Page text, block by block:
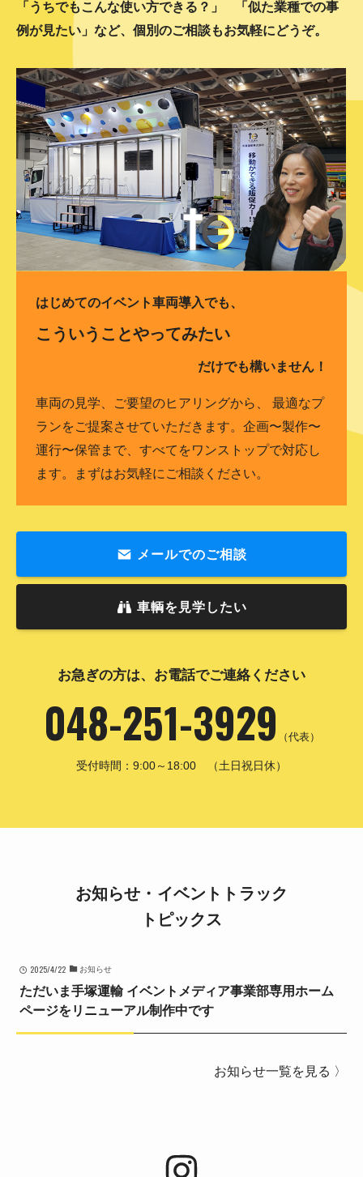
「うちでもこんな使い方できる？」
「似た業種での事
例が見たい」など、個別のご相談もお気軽にどうぞ。
はじめてのイベント車両導入でも、
こういうことやってみたい
だけでも構いません！
車両の見学、ご要望のヒアリングから、 最適なプ
ランをご提案させていただきます。企画〜製作〜
運行〜保管まで、すべてをワンストップで対応し
ます。まずはお気軽にご相談ください。
メールでのご相談
車輌を見学したい
お急ぎの方は、お電話でご連絡ください
048-251-3929 （代表）
受付時間：9:00～18:00 （土日祝日休）
お知らせ・イベントトラック
トピックス
2025/4/22 お知らせ
ただいま手塚運輸 イベントメディア事業部専用ホーム
ページをリニューアル制作中です
お知らせ一覧を見る 〉